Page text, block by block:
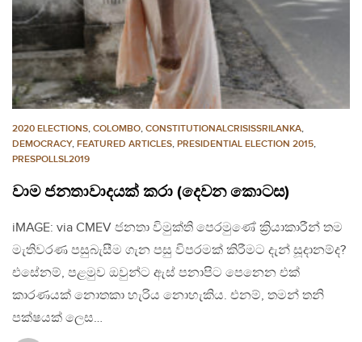
2020 ELECTIONS, COLOMBO, CONSTITUTIONALCRISISSRILANKA,
DEMOCRACY, FEATURED ARTICLES, PRESIDENTIAL ELECTION 2015,
PRESPOLLSL2019
වාම ජනතාවාදයක් කරා (දෙවන කොටස)
iMAGE: via CMEV ජනතා විමුක්ති පෙරමුණේ ක්‍රියාකාරීන් තම
මැතිවරණ පසුබැසීම ගැන පසු විපරමක් කිරීමට දැන් සූදානම්ද?
එසේනම්, පළමුව ඔවුන්ට ඇස් පනාපිට පෙනෙන එක්
කාරණයක් නොතකා හැරිය නොහැකිය. එනම්, තමන් තනි
පක්ෂයක් ලෙස…